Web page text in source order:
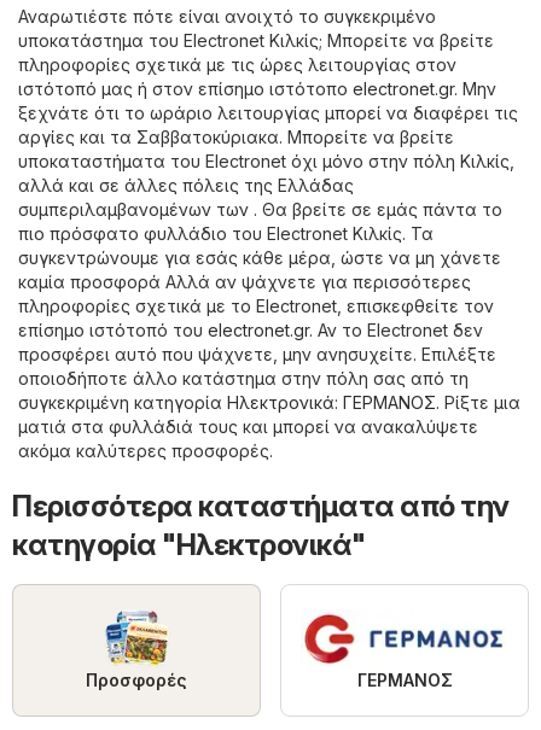
Αναρωτιέστε πότε είναι ανοιχτό το συγκεκριμένο
υποκατάστημα του Electronet Κιλκίς; Μπορείτε να βρείτε
πληροφορίες σχετικά με τις ώρες λειτουργίας στον
ιστότοπό μας ή στον επίσημο ιστότοπο electronet.gr. Μην
ξεχνάτε ότι το ωράριο λειτουργίας μπορεί να διαφέρει τις
αργίες και τα Σαββατοκύριακα. Μπορείτε να βρείτε
υποκαταστήματα του Electronet όχι μόνο στην πόλη Κιλκίς,
αλλά και σε άλλες πόλεις της Ελλάδας
συμπεριλαμβανομένων των . Θα βρείτε σε εμάς πάντα το
πιο πρόσφατο φυλλάδιο του Electronet Κιλκίς. Τα
συγκεντρώνουμε για εσάς κάθε μέρα, ώστε να μη χάνετε
καμία προσφορά Αλλά αν ψάχνετε για περισσότερες
πληροφορίες σχετικά με το Electronet, επισκεφθείτε τον
επίσημο ιστότοπό του electronet.gr. Αν το Electronet δεν
προσφέρει αυτό που ψάχνετε, μην ανησυχείτε. Επιλέξτε
οποιοδήποτε άλλο κατάστημα στην πόλη σας από τη
συγκεκριμένη κατηγορία Hλεκτρονικά: ΓΕΡΜΑΝΟΣ. Ρίξτε μια
ματιά στα φυλλάδιά τους και μπορεί να ανακαλύψετε
ακόμα καλύτερες προσφορές.
Περισσότερα καταστήματα από την
κατηγορία "Hλεκτρονικά"
Προσφορές ΓΕΡΜΑΝΟΣ